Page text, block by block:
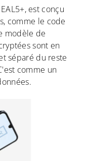
est conçu
comme le code
modèle de
sont en
séparé du reste
comme un